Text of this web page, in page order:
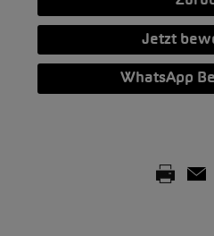
Jetzt
WhatsApp